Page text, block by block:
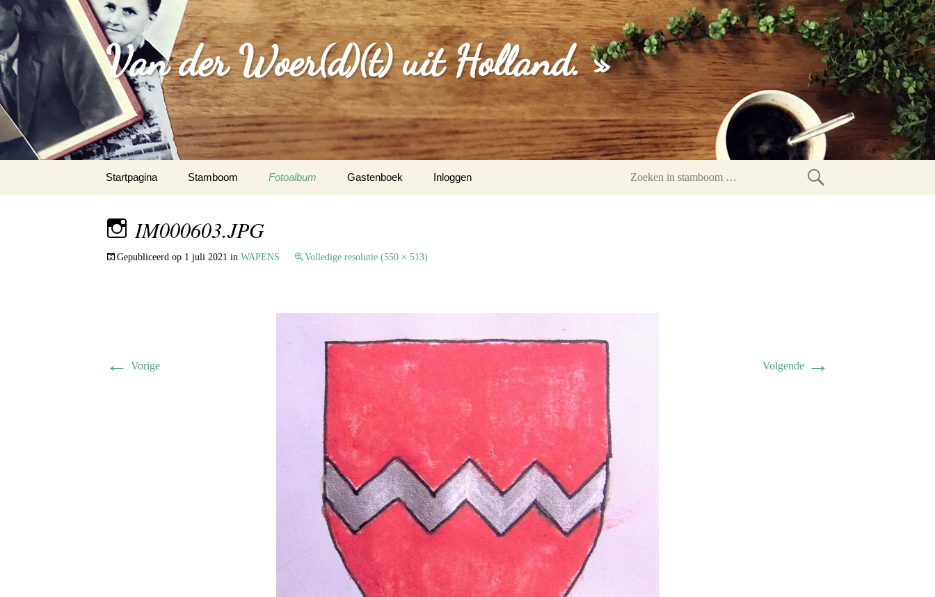
Van der Woer(d)(t) uit Holland. »
naar
Startpagina Stamboom Fotoalbum Gastenboek
Inloggen
Zoeken
IM000603.JPG
Gepubliceerd op 1 juli 2021 in WAPENS Volledige resolutie (550 × 513)
← Vorige Volgende →